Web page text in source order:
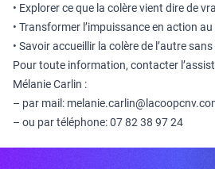
• Explorer ce que la colère vient dire de
• Transformer l’impuissance en action
• Savoir accueillir la colère de l’autre
Pour toute information, contacter
Mélanie Carlin :
– par mail:
– ou par téléphone: 07 82 38 97 24